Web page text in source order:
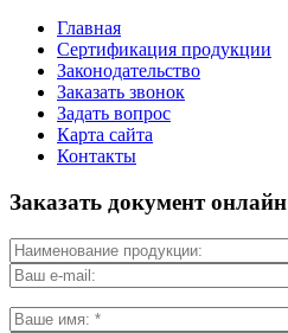
Главная
Сертификация продукции
Законодательство
Заказать звонок
Задать вопрос
Карта сайта
Контакты
Заказать документ онлайн